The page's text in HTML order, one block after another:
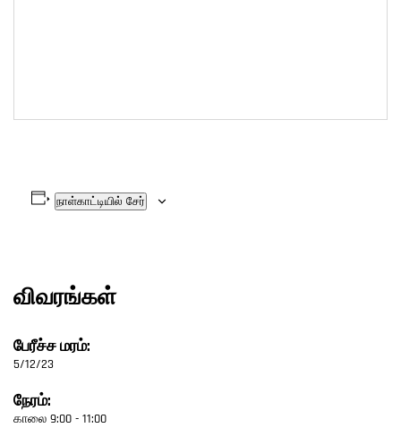
நாள்காட்டியில் சேர்
விவரங்கள்
பேரீச்ச மரம்:
5/12/23
நேரம்:
காலை 9:00 - 11:00